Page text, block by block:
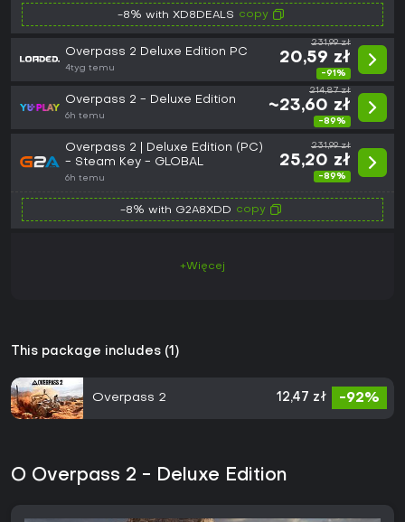
-8% with XD8DEALS copy
Overpass 2 Deluxe Edition PC
4tyg temu
231,99 zł
20,59 zł
-91%
Overpass 2 - Deluxe Edition
6h temu
214,87 zł
~23,60 zł
-89%
Overpass 2 | Deluxe Edition (PC)
- Steam Key - GLOBAL
6h temu
231,99 zł
25,20 zł
-89%
-8% with G2A8XDD copy
+Więcej
This package includes (1)
Overpass 2 12,47 zł -92%
O Overpass 2 - Deluxe Edition